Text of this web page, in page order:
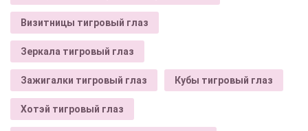
Визитницы тигровый глаз
Зеркала тигровый глаз
Зажигалки тигровый глаз Кубы тигровый глаз
Хотэй тигровый глаз